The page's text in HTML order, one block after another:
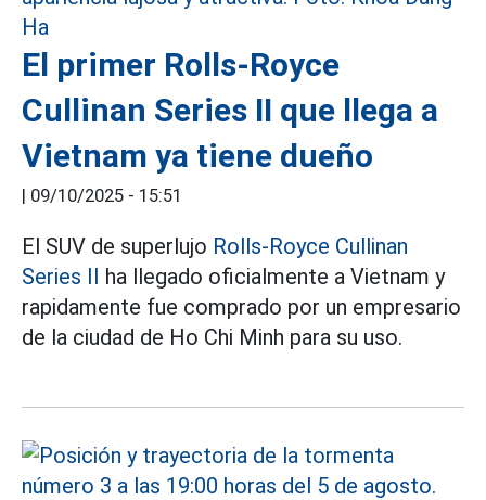
El primer Rolls-Royce
Cullinan Series II que llega a
Vietnam ya tiene dueño
| 09/10/2025 - 15:51
El SUV de superlujo Rolls-Royce Cullinan
Series II ha llegado oficialmente a Vietnam y
rapidamente fue comprado por un empresario
de la ciudad de Ho Chi Minh para su uso.